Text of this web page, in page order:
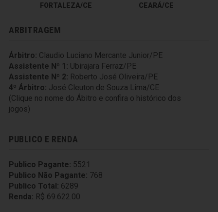
FORTALEZA/CE CEARÁ/CE
ARBITRAGEM
Árbitro: Claudio Luciano Mercante Junior/PE
Assistente Nº 1: Ubirajara Ferraz/PE
Assistente Nº 2: Roberto José Oliveira/PE
4º Árbitro: José Cleuton de Souza Lima/CE
(Clique no nome do Ábitro e confira o histórico dos
jogos)
PUBLICO E RENDA
Publico Pagante: 5521
Publico Não Pagante: 768
Publico Total: 6289
Renda: R$ 69.622.00